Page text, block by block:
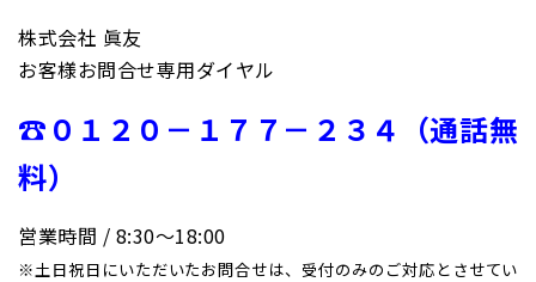
株式会社 眞友
お客様お問合せ専用ダイヤル
☎０１２０－１７７－２３４（通話無
料）
営業時間 / 8:30〜18:00
※土日祝日にいただいたお問合せは、受付のみのご対応とさせてい